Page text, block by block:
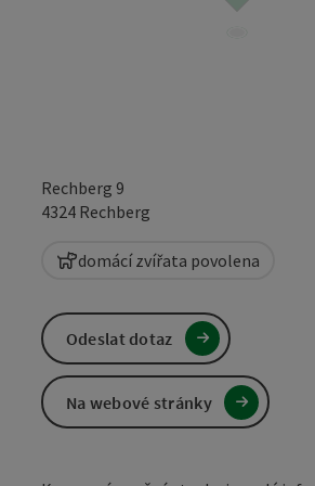
Rechberg 9
4324 Rechberg
domácí zvířata povolena
Odeslat dotaz
Na webové stránky